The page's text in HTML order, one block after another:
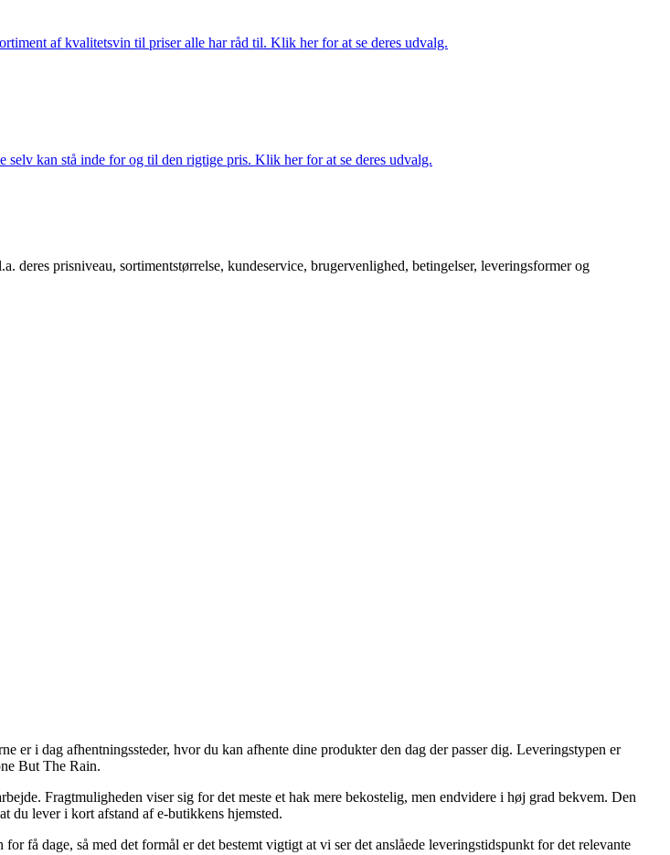
af kvalitetsvin til priser alle har råd til. Klik her for at se deres udvalg.
kan stå inde for og til den rigtige pris. Klik her for at se deres udvalg.
deres prisniveau, sortimentstørrelse, kundeservice, brugervenlighed, betingelser, leveringsformer og
er i dag afhentningssteder, hvor du kan afhente dine produkter den dag der passer dig. Leveringstypen er
But The Rain.
Fragtmuligheden viser sig for det meste et hak mere bekostelig, men endvidere i høj grad bekvem. Den
du lever i kort afstand af e-butikkens hjemsted.
få dage, så med det formål er det bestemt vigtigt at vi ser det anslåede leveringstidspunkt for det relevante